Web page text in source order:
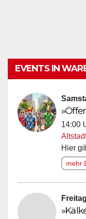
EVENTS IN
14:00
Hier
mehr